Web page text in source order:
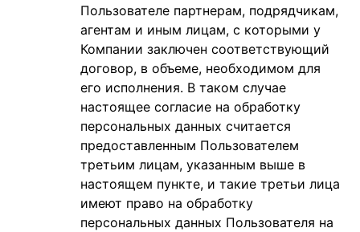
Пользователе партнерам, подрядчикам,
агентам и иным лицам, с которыми у
Компании заключен соответствующий
договор, в объеме, необходимом для
его исполнения. В таком случае
настоящее согласие на обработку
персональных данных считается
предоставленным Пользователем
третьим лицам, указанным выше в
настоящем пункте, и такие третьи лица
имеют право на обработку
персональных данных Пользователя на